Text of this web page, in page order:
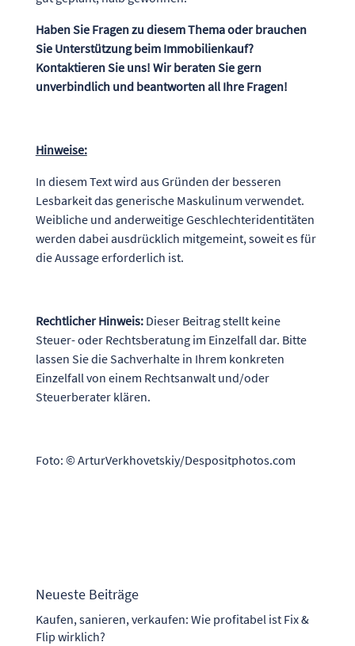
Haben Sie Fragen zu diesem Thema oder brauchen
Sie Unterstützung beim Immobilienkauf?
Kontaktieren Sie uns! Wir beraten Sie gern
unverbindlich und beantworten all Ihre Fragen!
Hinweise:
In diesem Text wird aus Gründen der besseren
Lesbarkeit das generische Maskulinum verwendet.
Weibliche und anderweitige Geschlechteridentitäten
werden dabei ausdrücklich mitgemeint, soweit es für
die Aussage erforderlich ist.
Rechtlicher Hinweis:Dieser Beitrag stellt keine
Steuer- oder Rechtsberatung im Einzelfall dar. Bitte
lassen Sie die Sachverhalte in Ihrem konkreten
Einzelfall von einem Rechtsanwalt und/oder
Steuerberater klären.
Foto: © ArturVerkhovetskiy/Despositphotos.com
Neueste Beiträge
Kaufen, sanieren, verkaufen: Wie profitabel ist Fix &
Flip wirklich?